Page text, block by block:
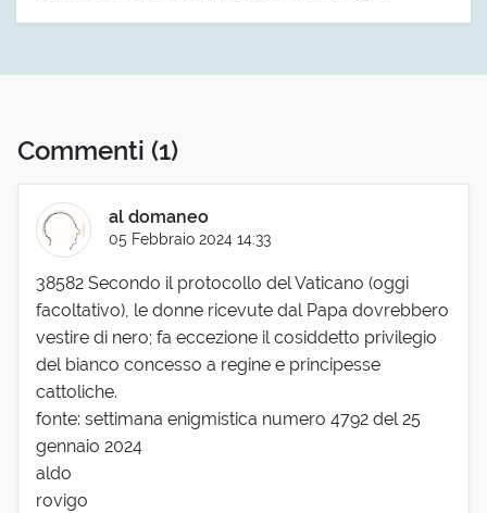
Commenti (1)
al domaneo
05 Febbraio 2024 14:33
38582 Secondo il protocollo del Vaticano (oggi
facoltativo), le donne ricevute dal Papa dovrebbero
vestire di nero; fa eccezione il cosiddetto privilegio
del bianco concesso a regine e principesse
cattoliche.
fonte: settimana enigmistica numero 4792 del 25
gennaio 2024
aldo
rovigo